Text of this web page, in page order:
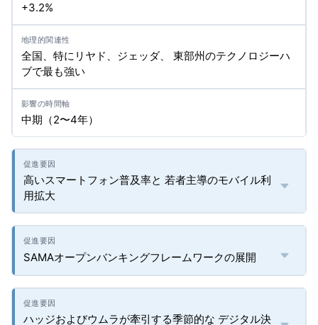
+3.2%
全国、特にリヤド、ジェッダ、 東部州のテクノロジーハ
ブで最も強い
中期（2〜4年）
高いスマートフォン普及率と 若者主導のモバイル利
用拡大
SAMAオープンバンキングフレームワークの展開
ハッジおよびウムラが牽引する季節的な デジタル決